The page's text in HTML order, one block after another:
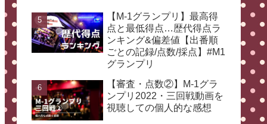
【M-1グランプリ】最高得
点と最低得点…歴代得点ラ
ンキング&偏差値【出番順
ごとの記録/点数/採点】#M1
グランプリ
【審査・点数②】M-1グラ
ンプリ2022・三回戦動画を
視聴しての個人的な感想